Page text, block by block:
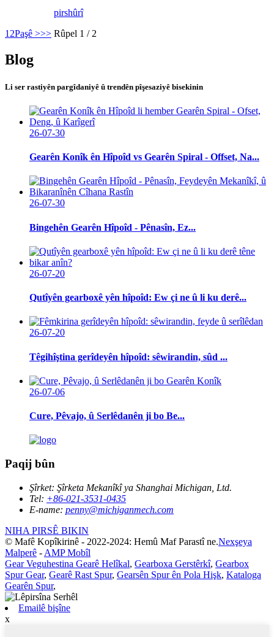
pirshûrî
12Paşê >>> Rûpel 1 / 2
Blog
Li ser rastiyên pargîdaniyê û trendên pîşesaziyê bisekinin
26-07-30
Gearên Konîk ên Hîpoîd vs Gearên Spiral - Offset, Na...
26-07-30
Bingehên Gearên Hîpoîd - Pênasîn, Ez...
26-07-20
Qutîyên gearboxê yên hîpoîd: Ew çi ne û li ku derê...
26-07-20
Têgihîştina gerîdeyên hîpoîd: sêwirandin, sûd ...
26-07-06
Cure, Pêvajo, û Serlêdanên ji bo Be...
Paqij bûn
Şîrket: Şîrketa Mekanîkî ya Shanghai Michigan, Ltd.
Tel: +86-021-3531-0435
E-name: penny@michiganmech.com
NIHA PIRSÊ BIKIN
© Mafê Kopîkirinê - 2022-2024: Hemû Maf Parastî ne.Nexşeya
Malperê - AMP Mobîl
Gear Veguhestina Gearê Helîkal, Gearboxa Gerstêrkî, Gearbox
Spur Gear, Gearê Rast Spur, Gearsên Spur ên Pola Hişk, Kataloga
Gearên Spur,
Emailê bişîne
x